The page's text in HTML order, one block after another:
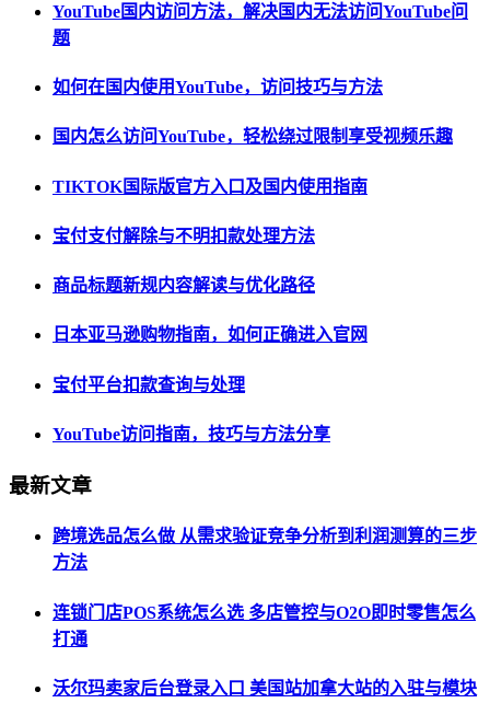
YouTube国内访问方法，解决国内无法访问YouTube问
题
如何在国内使用YouTube，访问技巧与方法
国内怎么访问YouTube，轻松绕过限制享受视频乐趣
TIKTOK国际版官方入口及国内使用指南
宝付支付解除与不明扣款处理方法
商品标题新规内容解读与优化路径
日本亚马逊购物指南，如何正确进入官网
宝付平台扣款查询与处理
YouTube访问指南，技巧与方法分享
最新文章
跨境选品怎么做 从需求验证竞争分析到利润测算的三步
方法
连锁门店POS系统怎么选 多店管控与O2O即时零售怎么
打通
沃尔玛卖家后台登录入口 美国站加拿大站的入驻与模块